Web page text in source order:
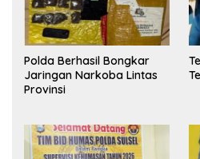
Polda Berhasil Bongkar
Jaringan Narkoba Lintas
Provinsi